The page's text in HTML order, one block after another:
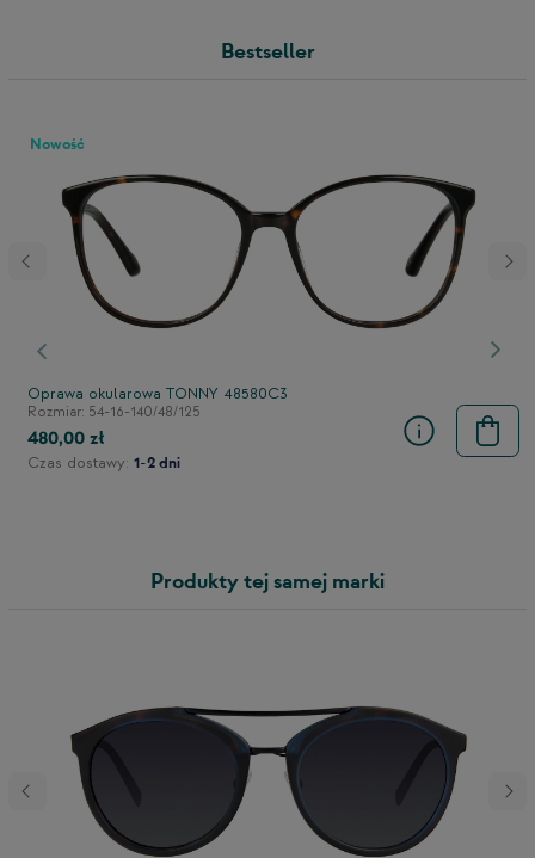
Bestseller
Poprzedni
Nowość
Oprawa okularowa TONNY 48580C3
Rozmiar: 54-16-140/48/125
480,00 zł
Czas dostawy: 1-2 dni
Produkty tej samej marki